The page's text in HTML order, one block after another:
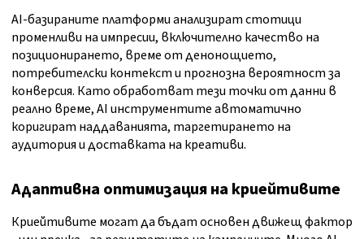
AI-базираните платформи анализират стотици
променливи на импресии, включително качество на
позиционирането, време от денонощието,
потребителски контекст и прогнозна вероятност за
конверсия. Като обработват тези точки от данни в
реално време, AI инструментите автоматично
коригират наддаванията, таргетирането на
аудитория и доставката на креативи.
Адаптивна оптимизация на криейтивите
Криейтивите могат да бъдат основен движещ фактор